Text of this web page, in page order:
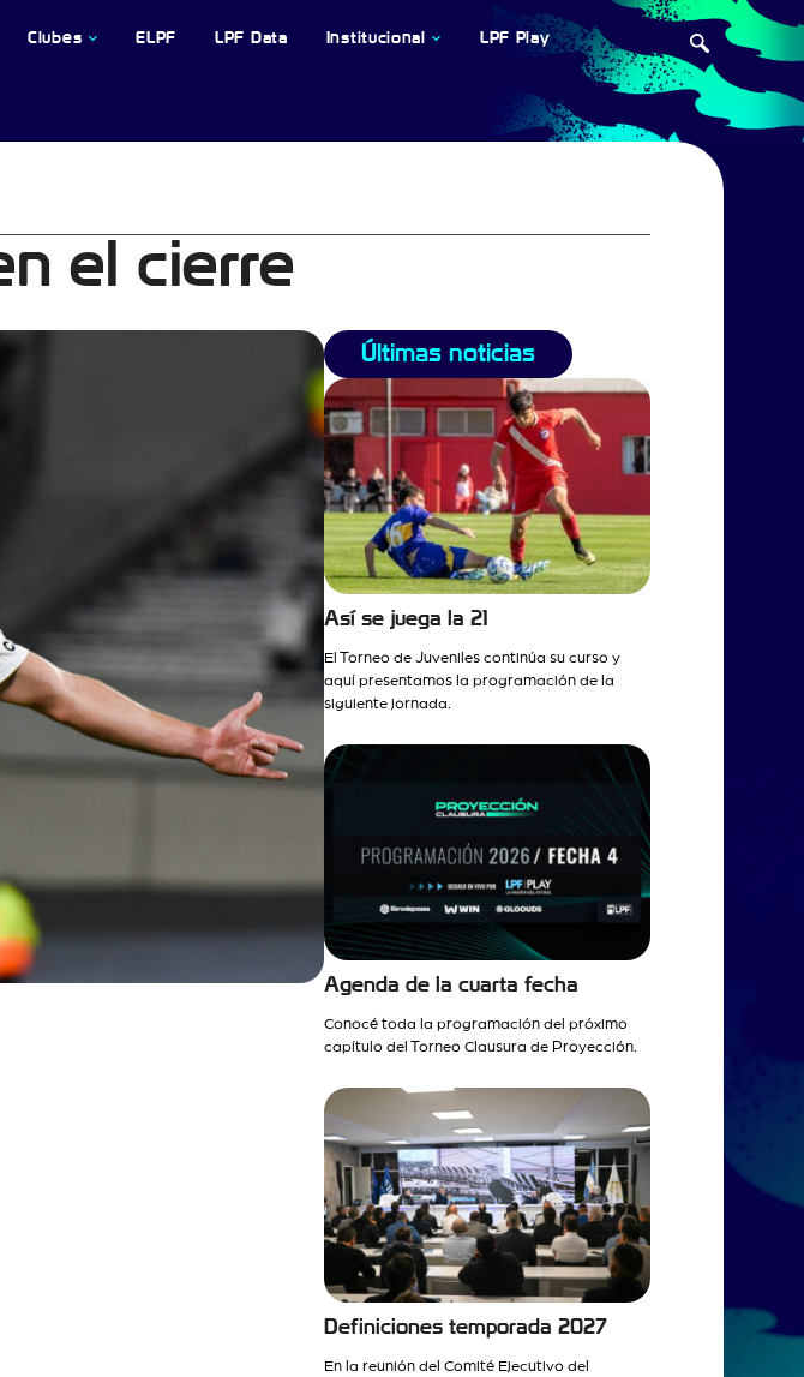
Clubes ELPF LPF Data Institucional LPF Play
el cierre
Últimas noticias
Así se juega la 21
El Torneo de Juveniles continúa su curso y
aquí presentamos la programación de la
siguiente jornada.
Agenda de la cuarta fecha
Conocé toda la programación del próximo
capítulo del Torneo Clausura de Proyección.
Definiciones temporada 2027
En la reunión del Comité Ejecutivo del